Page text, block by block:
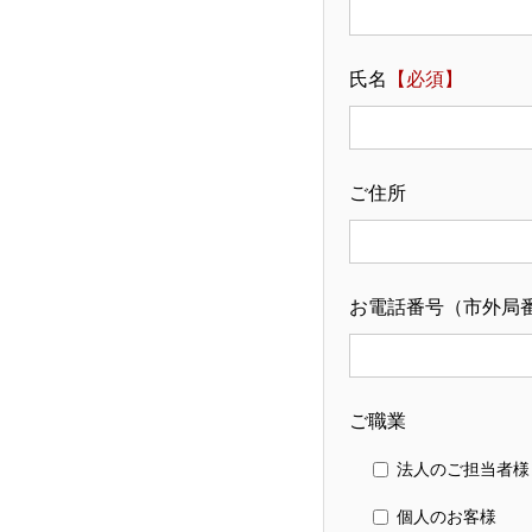
氏名 【必須】
ご住所
お電話番号（市外局
ご職業
法人のご担当者様
個人のお客様